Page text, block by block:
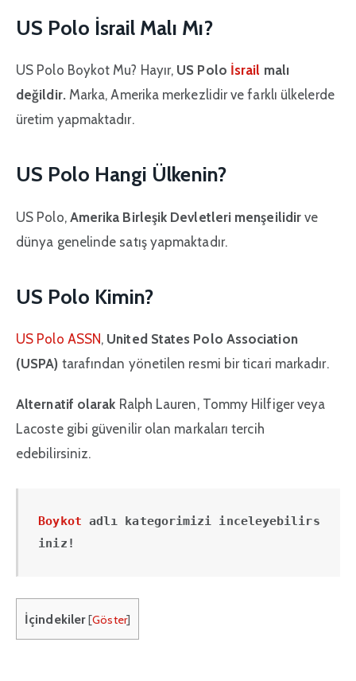
US Polo İsrail Malı Mı?
US Polo Boykot Mu? Hayır, US Polo İsrail malı
değildir. Marka, Amerika merkezlidir ve farklı ülkelerde
üretim yapmaktadır.
US Polo Hangi Ülkenin?
US Polo, Amerika Birleşik Devletleri menşeilidir ve
dünya genelinde satış yapmaktadır.
US Polo Kimin?
US Polo ASSN, United States Polo Association
(USPA) tarafından yönetilen resmi bir ticari markadır.
Alternatif olarak Ralph Lauren, Tommy Hilfiger veya
Lacoste gibi güvenilir olan markaları tercih
edebilirsiniz.
Boykot adlı kategorimizi inceleyebilirs
iniz!
İçindekiler [Göster]